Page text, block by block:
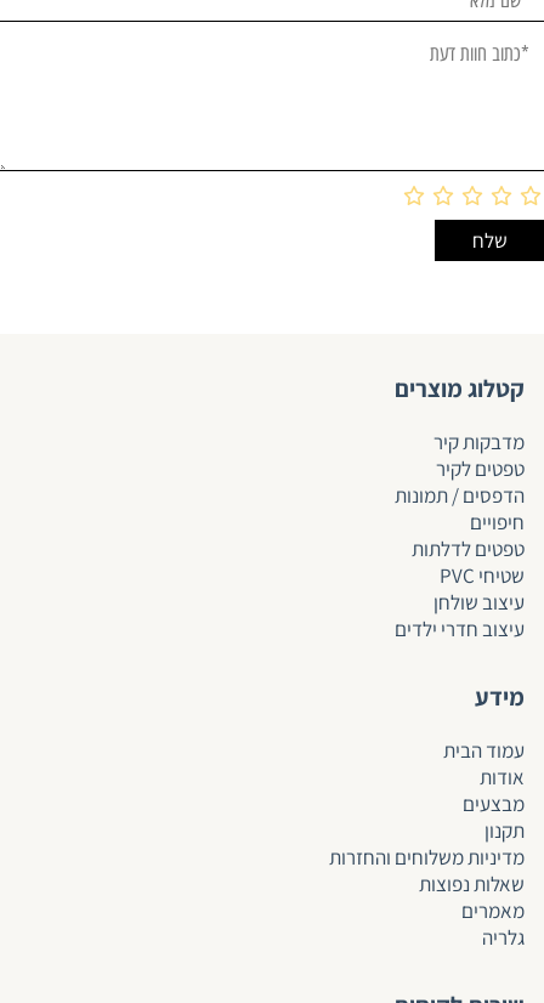
קטלוג מוצרים
מדבקות קיר
טפטים לקיר
הדפסים / תמונות
חיפויים
טפטים לדלתות
שטיחי PVC
עיצוב שולחן
עיצוב חדרי ילדים
מידע
עמוד הבית
אודות
מבצעים
תקנון
מדיניות משלוחים והחזרות
שאלות נפוצות
מאמרים
גלריה